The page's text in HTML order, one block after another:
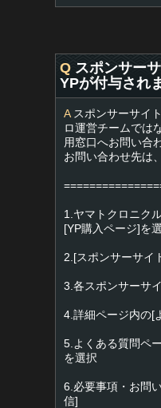
Q スポンサー
YPが付与され
Aスポンサーサイ
ロ運営チームでは
用窓口へお問い合
お問い合わせ先は
1.ヤマトクロニク
[YP購入ページ]を
2.[スポンサーサイ
3.各スポンサーサ
4.詳細ページ内の[
5.よくある質問ペ
を選択
6.必要事項・お問
信]